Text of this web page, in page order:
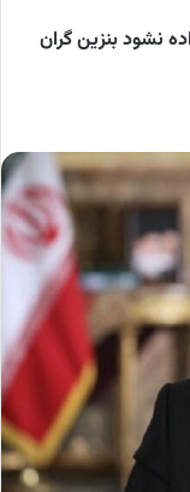
نشود بنزین گران